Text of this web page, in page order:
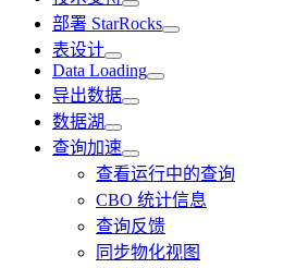
部署 StarRocks
表设计
Data Loading
导出数据
数据湖
查询加速
查看运行中的查询
CBO 统计信息
查询反馈
同步物化视图